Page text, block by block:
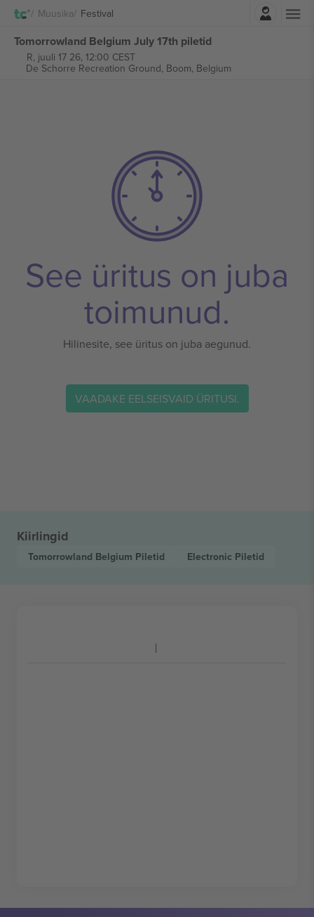
Muusika Festival
Tomorrowland Belgium July 17th piletid
R, juuli 17 26, 12:00 CEST
De Schorre Recreation Ground, Boom, Belgium
See üritus on juba
toimunud.
Hilinesite, see üritus on juba aegunud.
VAADAKE EELSEISVAID ÜRITUSI.
Kiirlingid
Tomorrowland Belgium Piletid Electronic Piletid